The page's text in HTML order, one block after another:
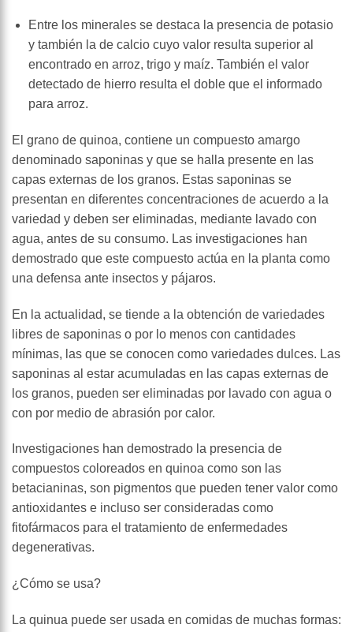
Entre los minerales se destaca la presencia de potasio
y también la de calcio cuyo valor resulta superior al
encontrado en arroz, trigo y maíz. También el valor
detectado de hierro resulta el doble que el informado
para arroz.
El grano de quinoa, contiene un compuesto amargo
denominado saponinas y que se halla presente en las
capas externas de los granos. Estas saponinas se
presentan en diferentes concentraciones de acuerdo a la
variedad y deben ser eliminadas, mediante lavado con
agua, antes de su consumo. Las investigaciones han
demostrado que este compuesto actúa en la planta como
una defensa ante insectos y pájaros.
En la actualidad, se tiende a la obtención de variedades
libres de saponinas o por lo menos con cantidades
mínimas, las que se conocen como variedades dulces. Las
saponinas al estar acumuladas en las capas externas de
los granos, pueden ser eliminadas por lavado con agua o
con por medio de abrasión por calor.
Investigaciones han demostrado la presencia de
compuestos coloreados en quinoa como son las
betacianinas, son pigmentos que pueden tener valor como
antioxidantes e incluso ser consideradas como
fitofármacos para el tratamiento de enfermedades
degenerativas.
¿Cómo se usa?
La quinua puede ser usada en comidas de muchas formas: